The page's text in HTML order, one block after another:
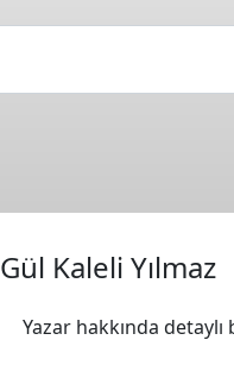
Gül Kaleli Yılmaz
Yazar hakkında